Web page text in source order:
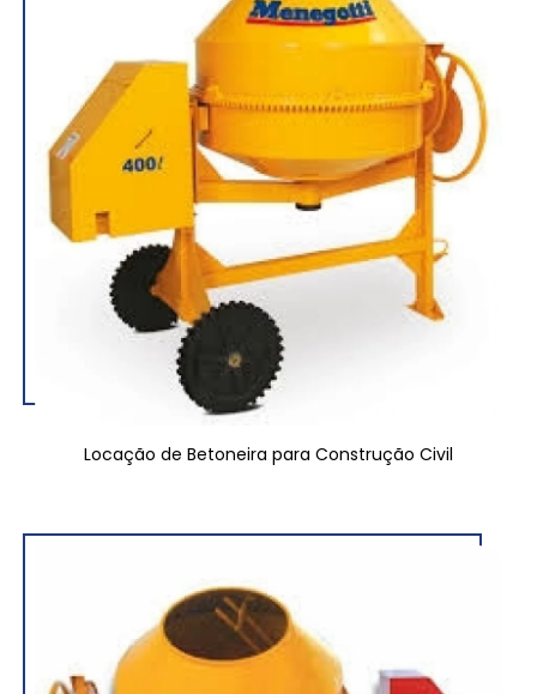
Locação de Betoneira para Construção Civil